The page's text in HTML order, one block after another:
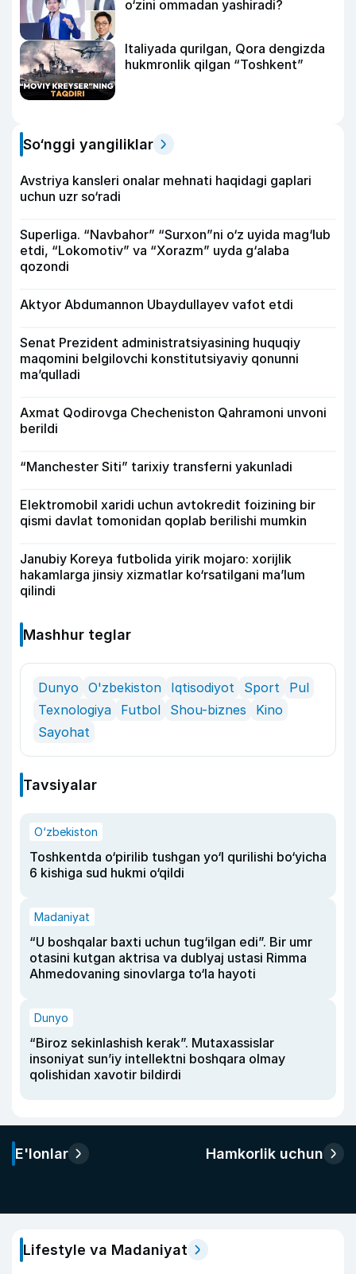
o‘zini ommadan yashiradi?
Italiyada qurilgan, Qora dengizda
hukmronlik qilgan “Toshkent”
So‘nggi yangiliklar
Avstriya kansleri onalar mehnati haqidagi gaplari
uchun uzr so‘radi
Superliga. “Navbahor” “Surxon”ni o‘z uyida mag‘lub
etdi, “Lokomotiv” va “Xorazm” uyda g‘alaba
qozondi
Aktyor Abdu­mannon Ubaydullayev vafot etdi
Senat Prezident administratsiyasining huquqiy
maqomini belgilovchi konstitutsiyaviy qonunni
ma’qulladi
Axmat Qodirovga Checheniston Qahramoni unvoni
berildi
“Manchester Siti” tarixiy transferni yakunladi
Elektromobil xaridi uchun avtokredit foizining bir
qismi davlat tomonidan qoplab berilishi mumkin
Janubiy Koreya futbolida yirik mojaro: xorijlik
hakamlarga jinsiy xizmatlar ko‘rsatilgani ma’lum
qilindi
Mashhur teglar
Dunyo O'zbekiston Iqtisodiyot Sport
Pul
Texnologiya
Futbol Shou-biznes
Kino
Sayohat
Tavsiyalar
O‘zbekiston
Toshkentda o‘pirilib tushgan yo‘l qurilishi bo‘yicha
6 kishiga sud hukmi o‘qildi
Madaniyat
“U boshqalar baxti uchun tug‘ilgan edi”. Bir umr
otasini kutgan aktrisa va dublyaj ustasi Rimma
Ahmedovaning sinovlarga to‘la hayoti
Dunyo
“Biroz sekinlashish kerak”. Mutaxassislar
insoniyat sun’iy intellektni boshqara olmay
qolishidan xavotir bildirdi
E'lonlar Hamkorlik uchun
Lifestyle va Madaniyat